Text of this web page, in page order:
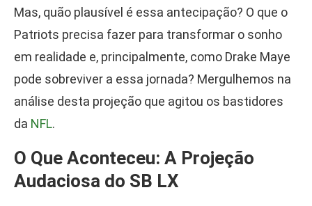
Mas, quão plausível é essa antecipação? O que o
Patriots precisa fazer para transformar o sonho
em realidade e, principalmente, como Drake Maye
pode sobreviver a essa jornada? Mergulhemos na
análise desta projeção que agitou os bastidores
da NFL.
O Que Aconteceu: A Projeção
Audaciosa do SB LX